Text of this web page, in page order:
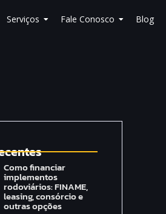
Serviços Fale Conosco Blog
Como financiar
implementos
rodoviários: FINAME,
leasing, consórcio e
outras opções